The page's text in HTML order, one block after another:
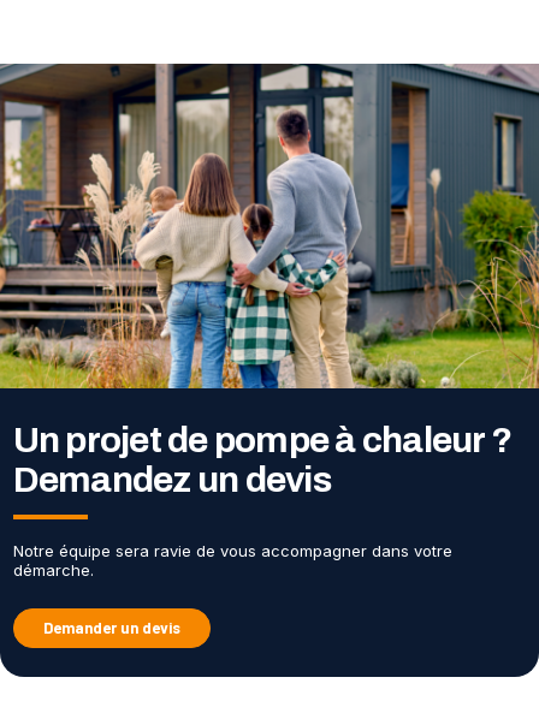
Un projet de pompe à chaleur ?
Demandez un devis
Notre équipe sera ravie de vous accompagner dans votre
démarche.
Demander un devis